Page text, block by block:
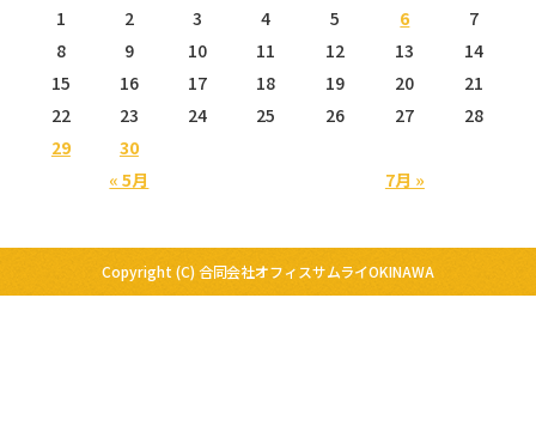
« 5月 7月 »
1 2 3 4 5 6
7
8
9 10 11 12 13
14
15
16 17 18 19 20
21
22
23 24 25 26 27
28
29
30
Copyright (C) 合同会社オフィスサムライOKINAWA